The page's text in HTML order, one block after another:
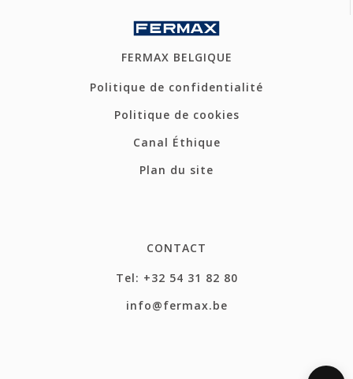
FERMAX BELGIQUE
Politique de confidentialité
Politique de cookies
Canal Éthique
Plan du site
CONTACT
Tel: +32 54 31 82 80
info@fermax.be